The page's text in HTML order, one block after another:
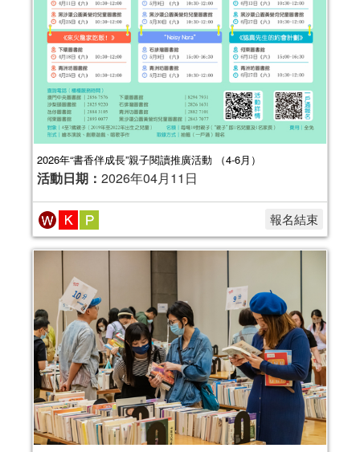
2026年“書香伴成長”親子閱讀推廣活動 （4-6月）
活動日期： 2026年04月11日
報名結束